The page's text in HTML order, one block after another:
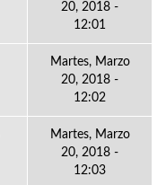
20, 2018 -
12:01
Martes, Marzo
20, 2018 -
12:02
Martes, Marzo
20, 2018 -
12:03